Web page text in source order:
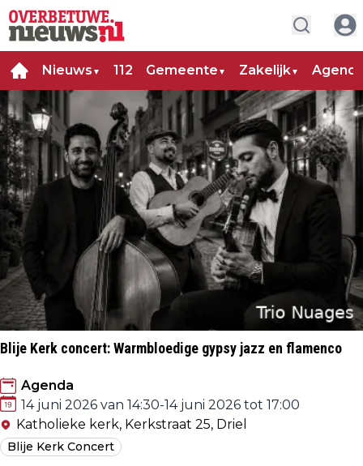
Nieuws ▼ 112 Gemeente ▼ Zakelijk▼
Blije Kerk concert: Warmbloedige gypsy jazz en flamenco
Agenda
14 juni 2026 van 14:30-14 juni 2026 tot 17:00
Katholieke kerk, Kerkstraat 25, Driel
Blije Kerk Concert